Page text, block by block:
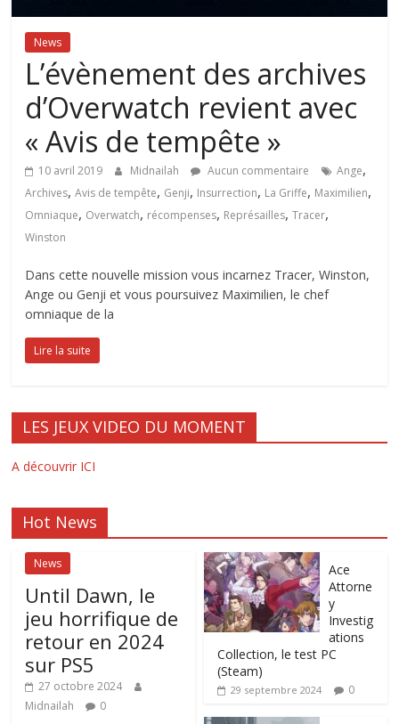
News
L’évènement des archives
d’Overwatch revient avec
« Avis de tempête »
10 avril 2019 Midnailah Aucun commentaire Ange,
Archives,Avis de tempête, Genji, Insurrection, La Griffe, Maximilien,
Omniaque, Overwatch, récompenses, Représailles,Tracer,
Winston
Dans cette nouvelle mission vous incarnez Tracer, Winston,
Ange ou Genji et vous poursuivez Maximilien, le chef
omniaque de la
Lire la suite
LES JEUX VIDEO DU MOMENT
A découvrir ICI
Hot News
News
Until Dawn, le
jeu horrifique de
retour en 2024
sur PS5
27 octobre 2024
Midnailah
0
Ace
Attorne
y
Investig
ations
Collection, le test PC
(Steam)
29 septembre 2024 0